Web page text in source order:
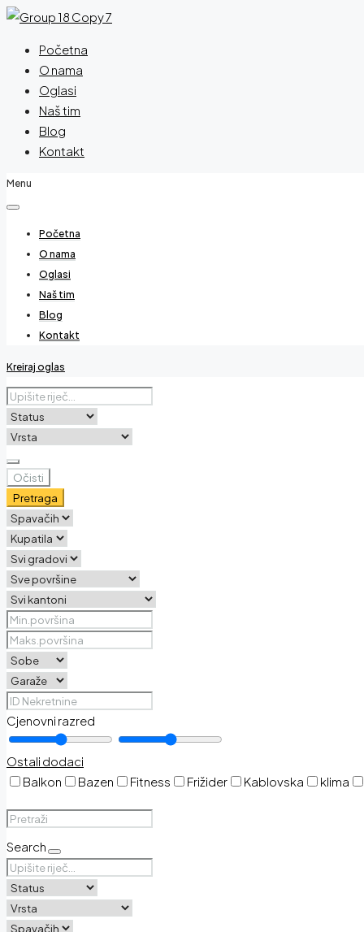
Početna
O nama
Oglasi
Naš tim
Blog
Kontakt
Menu
Početna
O nama
Oglasi
Naš tim
Blog
Kontakt
Kreiraj oglas
Očisti
Pretraga
Cjenovni razred
Ostali dodaci
Balkon
Bazen Fitness Frižider Kablovska klima
Search